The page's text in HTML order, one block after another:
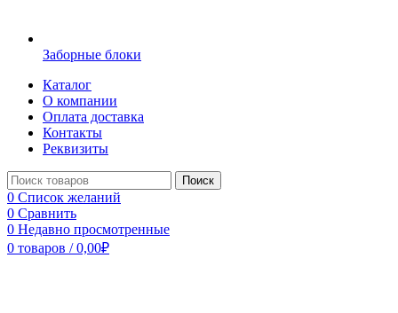
Заборные блоки
Каталог
О компании
Оплата доставка
Контакты
Реквизиты
Поиск
0 Список желаний
0 Сравнить
0 Недавно просмотренные
0 товаров / 0,00₽